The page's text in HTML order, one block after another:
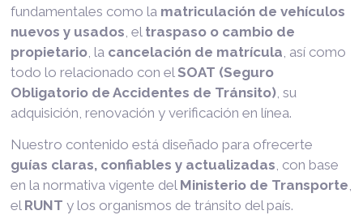
fundamentales como la matriculación de vehículos
nuevos y usados , el traspaso o cambio de
propietario , la cancelación de matrícula , así como
todo lo relacionado con elSOAT (Seguro
Obligatorio de Accidentes de Tránsito) , su
adquisición, renovación y verificación en línea.
Nuestro contenido está diseñado para ofrecerte
guías claras, confiables y actualizadas, con base
en la normativa vigente del Ministerio de Transporte,
el RUNT y los organismos de tránsito del país.